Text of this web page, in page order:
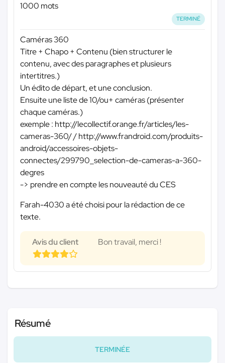
1000 mots
TERMINÉ
Caméras 360
Titre + Chapo + Contenu (bien structurer le
contenu, avec des paragraphes et plusieurs
intertitres.)
Un édito de départ, et une conclusion.
Ensuite une liste de 10/ou+ caméras (présenter
chaque caméras.)
exemple : http://lecollectif.orange.fr/articles/les-
cameras-360/ / http://www.frandroid.com/produits-
android/accessoires-objets-
connectes/299790_selection-de-cameras-a-360-
degres
-> prendre en compte les nouveauté du CES
Farah-4030 a été choisi pour la rédaction de ce
texte.
Avis du client Bon travail, merci !
Résumé
TERMINÉE